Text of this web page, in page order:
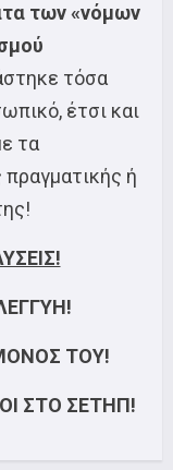
των «νόμων
τόσα
έτσι και
τα
πραγματικής ή
ΤΟΥ!
ΣΤΟ ΣΕΤΗΠ!